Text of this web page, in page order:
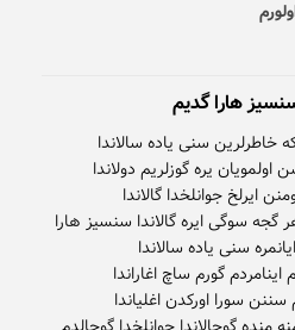
هارا گدیم
سوگی ایره گالاندا سنسیز هارا